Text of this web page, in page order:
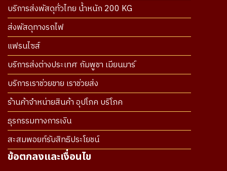
บริการส่งพัสดุทั่วไทย น้ำหนัก 200 KG
ส่งพัสดุทางรถไฟ
แฟรนไซส์
บริการส่งต่างประเทศ กัมพูชา เมียนมาร์
บริการเราช่วยขาย เราช่วยส่ง
ร้านค้าจำหน่ายสินค้า อุปโภค บริโภค
ธุรกรรมทางการเงิน
สะสมพอยท์รับสิทธิประโยชน์
ข้อตกลงและเงื่อนไข